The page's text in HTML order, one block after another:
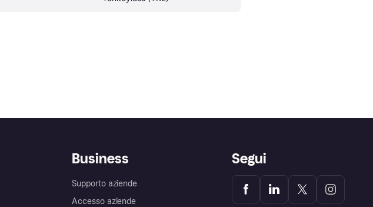
Business
Supporto aziende
Accesso aziende
Segui